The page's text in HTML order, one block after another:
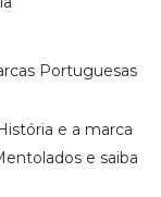
e a marca
e saiba